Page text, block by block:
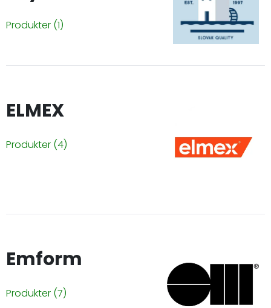
Produkter (1)
ELMEX
Produkter (4)
Emform
Produkter (7)